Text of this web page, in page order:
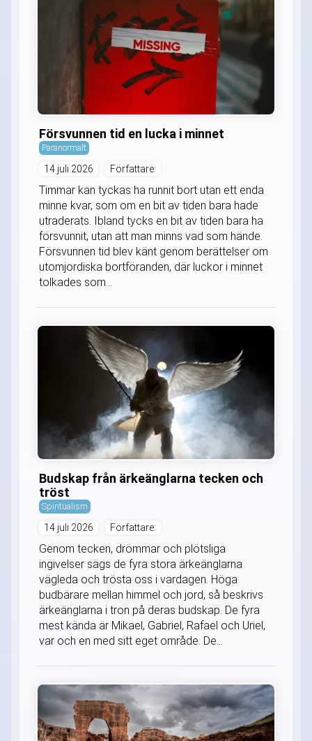
Försvunnen tid en lucka i minnet
Paranormalt
14 juli 2026 Författare:
Timmar kan tyckas ha runnit bort utan ett enda
minne kvar, som om en bit av tiden bara hade
utraderats. Ibland tycks en bit av tiden bara ha
försvunnit, utan att man minns vad som hände.
Försvunnen tid blev känt genom berättelser om
utomjordiska bortföranden, där luckor i minnet
tolkades som...
Budskap från ärkeänglarna tecken och
tröst
Spiritualism
14 juli 2026 Författare:
Genom tecken, drömmar och plötsliga
ingivelser sägs de fyra stora ärkeänglarna
vägleda och trösta oss i vardagen. Höga
budbärare mellan himmel och jord, så beskrivs
ärkeänglarna i tron på deras budskap. De fyra
mest kända är Mikael, Gabriel, Rafael och Uriel,
var och en med sitt eget område. De...